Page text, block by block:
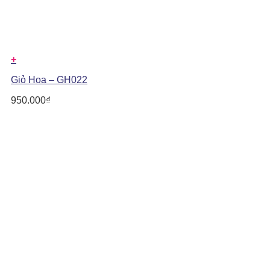
+
Giỏ Hoa – GH022
950.000₫